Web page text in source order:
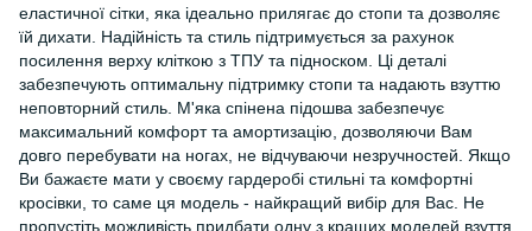
еластичної сітки, яка ідеально прилягає до стопи та дозволяє
їй дихати. Надійність та стиль підтримується за рахунок
посилення верху кліткою з ТПУ та підноском. Ці деталі
забезпечують оптимальну підтримку стопи та надають взуттю
неповторний стиль. М'яка спінена підошва забезпечує
максимальний комфорт та амортизацію, дозволяючи Вам
довго перебувати на ногах, не відчуваючи незручностей. Якщо
Ви бажаєте мати у своєму гардеробі стильні та комфортні
кросівки, то саме ця модель - найкращий вибір для Вас. Не
пропустіть можливість придбати одну з кращих моделей взуття